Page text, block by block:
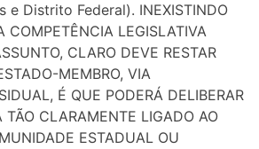
e Distrito Federal). INEXISTINDO
COMPETÊNCIA LEGISLATIVA
CLARO DEVE RESTAR
MEMBRO, VIA
É QUE PODERÁ DELIBERAR
TÃO CLARAMENTE LIGADO AO
ESTADUAL OU